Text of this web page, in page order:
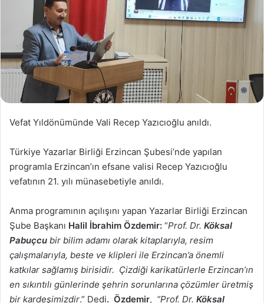
Vefat Yıldönümünde Vali Recep Yazıcıoğlu anıldı.
Türkiye Yazarlar Birliği Erzincan Şubesi’nde yapılan
programla Erzincan’ın efsane valisi Recep Yazıcıoğlu
vefatının 21. yılı münasebetiyle anıldı.
Anma programının açılışını yapan Yazarlar Birliği Erzincan
Şube Başkanı Halil İbrahim Özdemir: “Prof. Dr. Köksal
Pabuçcu bir bilim adamı olarak kitaplarıyla, resim
çalışmalarıyla, beste ve klipleri ile Erzincan’a önemli
katkılar sağlamış birisidir. Çizdiği karikatürlerle Erzincan’ın
en sıkıntılı günlerinde şehrin sorunlarına çözümler üretmiş
bir kardeşimizdir.” Dedi. Özdemir, “Prof. Dr. Köksal